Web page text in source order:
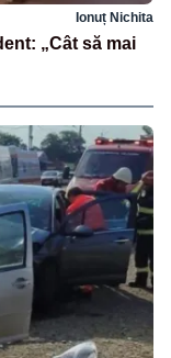
Ionuț Nichita
„Cât să mai